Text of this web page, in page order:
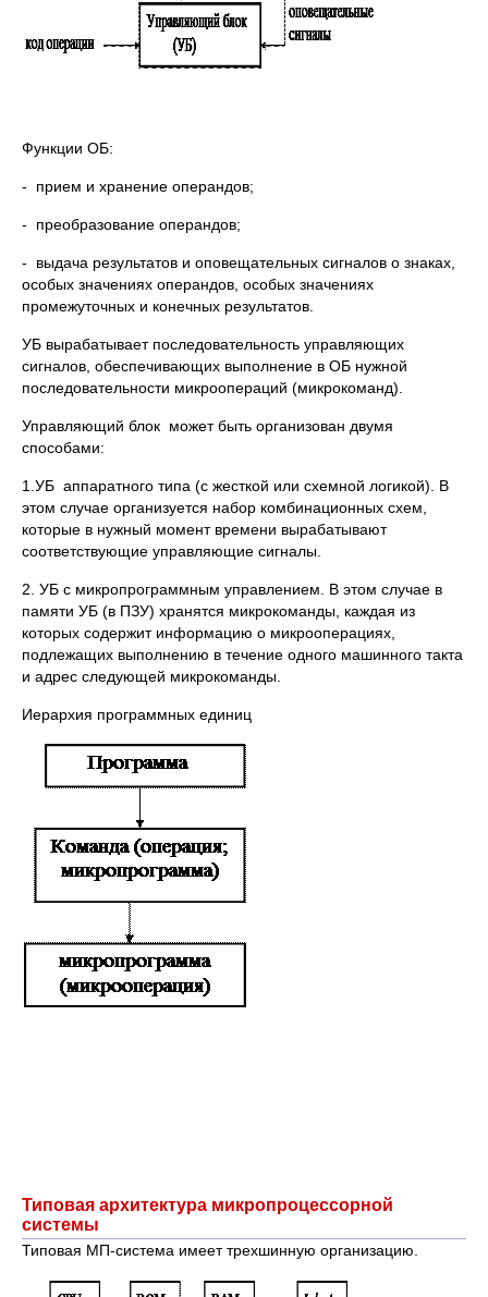
Функции ОБ:
- прием и хранение операндов;
- преобразование операндов;
- выдача результатов и оповещательных сигналов о знаках,
особых значениях операндов, особых значениях
промежуточных и конечных результатов.
УБ вырабатывает последовательность управляющих
сигналов, обеспечивающих выполнение в ОБ нужной
последовательности микроопераций (микрокоманд).
Управляющий блок может быть организован двумя
способами:
1.УБ аппаратного типа (с жесткой или схемной логикой). В
этом случае организуется набор комбинационных схем,
которые в нужный момент времени вырабатывают
соответствующие управляющие сигналы.
2. УБ с микропрограммным управлением. В этом случае в
памяти УБ (в ПЗУ) хранятся микрокоманды, каждая из
которых содержит информацию о микрооперациях,
подлежащих выполнению в течение одного машинного такта
и адрес следующей микрокоманды.
Иерархия программных единиц
Типовая архитектура микропроцессорной
системы
Типовая МП-система имеет трехшинную организацию.